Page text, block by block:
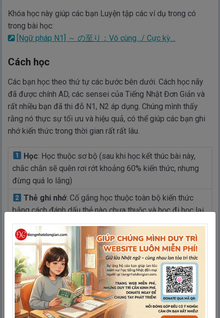
Khóa học này giúp các bạn Luyện tập các ví dụ trong có
trong bài học:
[Ngữ pháp N1] ～ の至り：Vô cùng…/ Cực kỳ…
Cách học
Các bạn học theo thứ tự các bước bên dưới. Cách học nãy
đã được chính AD, các sensei của Tiếng Nhật Đơn Giản và
rất nhiều bạn đã thi đỗ N1, N2 áp dụng. Chúng mình thấy
rằng nó thực sự tối ưu và hiệu quả, có thể giúp các bạn ghi
nhớ kiến thức trong thời gian rất rất lâu.
Học: Học thuộc sơ bộ (sau khi học kết thúc bài này,
chắc chắn sẽ quên rơi rớt khoảng 60% kiến thức, nhưng
đừng quá lo lắng)
Thẻ ghi nhớ: Cố gắng học thuộc toàn bộ kiến thức
bằng cách đánh dấu thẻ nào chưa thuộc và học đi học lại
những thẻ này cho đến khi nhớ được rồi mới thôi (sau khi
kết thúc bài này, nhớ kĩ khoảng 80-90% kiến thức)
Ghép thẻ: Ghi nhớ thêm bằng cách vừa học vừa chơi
Chính tả : Luyện cách viết bằng cách điền chữ thích
hợp vào ô trống (có thể bỏ qua)
Kiểm tra: Hoàn thành các câu hỏi để kiểm tra xem bạn
đã thuộc toàn bộ kiến thức chưa. Nếu cảm giác chưa tự